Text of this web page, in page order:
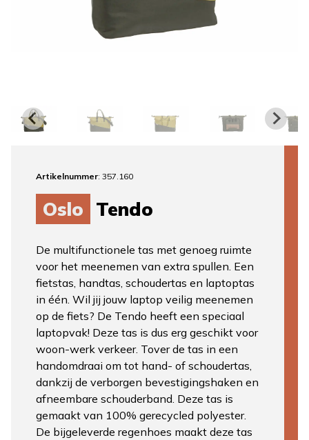
Artikelnummer: 357.160
Oslo Tendo
De multifunctionele tas met genoeg ruimte
voor het meenemen van extra spullen. Een
fietstas, handtas, schoudertas en laptoptas
in één. Wil jij jouw laptop veilig meenemen
op de fiets? De Tendo heeft een speciaal
laptopvak! Deze tas is dus erg geschikt voor
woon-werk verkeer. Tover de tas in een
handomdraai om tot hand- of schoudertas,
dankzij de verborgen bevestigingshaken en
afneembare schouderband. Deze tas is
gemaakt van 100% gerecycled polyester.
De bijgeleverde regenhoes maakt deze tas